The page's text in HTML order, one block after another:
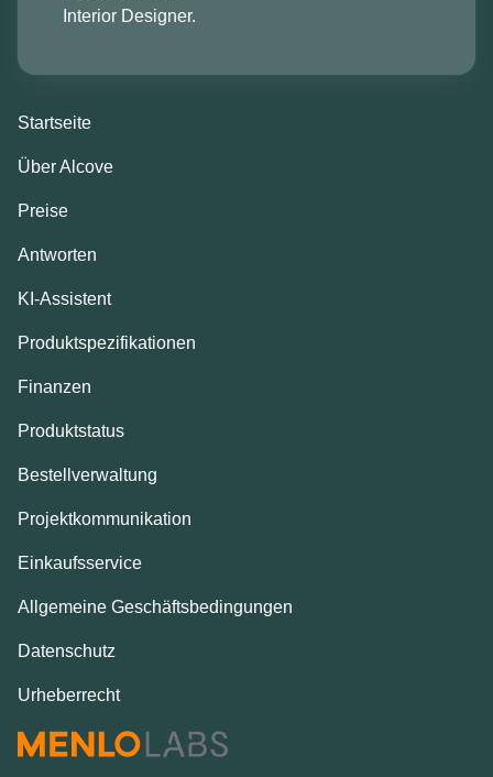
Interior Designer.
Startseite
Über Alcove
Preise
Antworten
KI-Assistent
Produktspezifikationen
Finanzen
Produktstatus
Bestellverwaltung
Projektkommunikation
Einkaufsservice
Allgemeine Geschäftsbedingungen
Datenschutz
Urheberrecht